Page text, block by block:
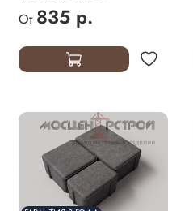
От 835 р.